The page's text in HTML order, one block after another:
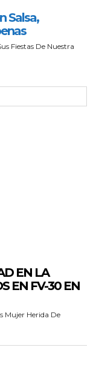
Salsa,
Fiestas De Nuestra
EN LA
EN FV-30 EN
Mujer Herida De